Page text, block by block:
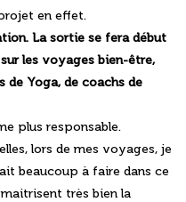
en effet.
La sortie se fera début
les voyages bien-être,
Yoga, de coachs de
plus responsable.
lors de mes voyages, je
beaucoup à faire dans ce
très bien la